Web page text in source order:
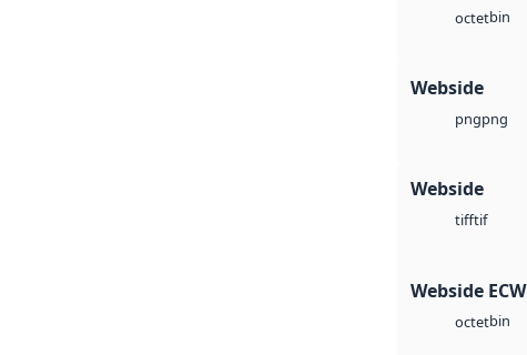
octetbin
Webside
pngpng
Webside
tifftif
Webside ECW
octetbin